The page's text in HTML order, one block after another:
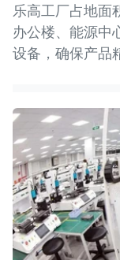
乐高工厂占地面
办公楼、能源中
设备，确保产品